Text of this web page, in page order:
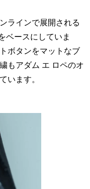
ラインで展開される
ベースにしていま
ボタンをマットなブ
もアダム エ ロペのオ
います。